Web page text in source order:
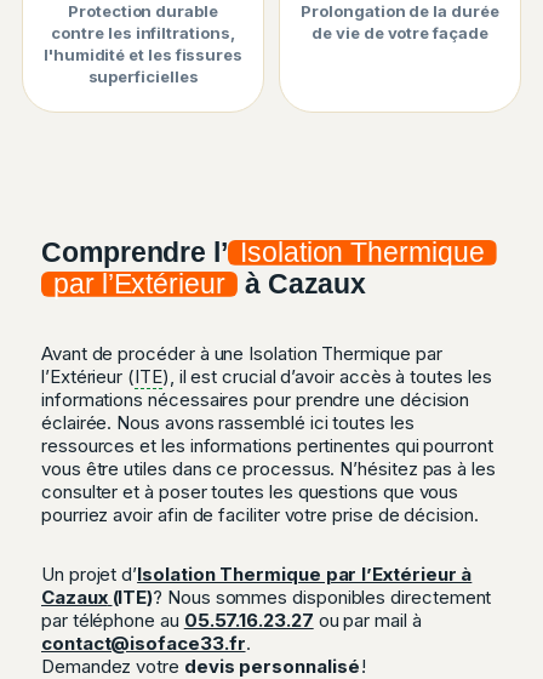
Protection durable
contre les infiltrations,
l'humidité et les fissures
superficielles
Prolongation de la durée
de vie de votre façade
Comprendre l’ Isolation Thermique
par l’Extérieur à Cazaux
Avant de procéder à une Isolation Thermique par
l’Extérieur (ITE), il est crucial d’avoir accès à toutes les
informations nécessaires pour prendre une décision
éclairée. Nous avons rassemblé ici toutes les
ressources et les informations pertinentes qui pourront
vous être utiles dans ce processus. N’hésitez pas à les
consulter et à poser toutes les questions que vous
pourriez avoir afin de faciliter votre prise de décision.
Un projet d’Isolation Thermique par l’Extérieur à
Cazaux (ITE)? Nous sommes disponibles directement
par téléphone au 05.57.16.23.27 ou par mail à
contact@isoface33.fr.
Demandez votre devis personnalisé!